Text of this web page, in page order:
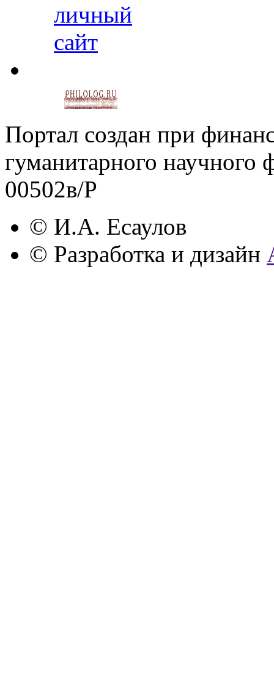
Портал создан при
гуманитарного
00502в/Р
© И.А. Есаулов
© Разработка и дизайн